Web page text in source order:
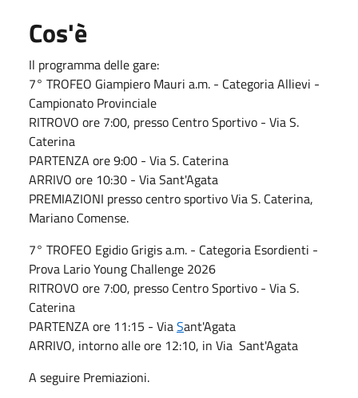
Cos'è
Il programma delle gare:
7° TROFEO Giampiero Mauri a.m. - Categoria Allievi -
Campionato Provinciale
RITROVO ore 7:00, presso Centro Sportivo - Via S.
Caterina
PARTENZA ore 9:00 - Via S. Caterina
ARRIVO ore 10:30 - Via Sant'Agata
PREMIAZIONI presso centro sportivo Via S. Caterina,
Mariano Comense.
7° TROFEO Egidio Grigis a.m. - Categoria Esordienti -
Prova Lario Young Challenge 2026
RITROVO ore 7:00, presso Centro Sportivo - Via S.
Caterina
PARTENZA ore 11:15 - ViaSant'Agata
ARRIVO, intorno alle ore 12:10, in Via Sant'Agata
A seguire Premiazioni.